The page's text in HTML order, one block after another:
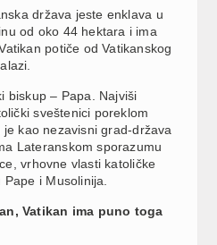
država jeste enklava u
od oko 44 hektara i ima
potiče od Vatikanskog
biskup – Papa. Najviši
sveštenici poreklom
kao nezavisni grad-država
Lateranskom sporazumu
vrhovne vlasti katoličke
i Musolinija.
Vatikan ima puno toga